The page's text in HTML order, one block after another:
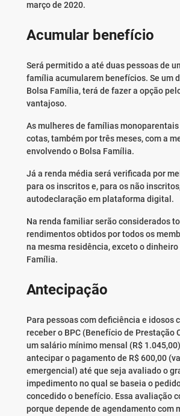
março de 2020.
Acumular benefício
Será permitido a até duas pessoas de
família acumularem benefícios. Se um
Bolsa Família, terá de fazer a opção
vantajoso.
As mulheres de famílias
cotas, também por três meses, com a
envolvendo o Bolsa Família.
Já a renda média será verificada por
para os inscritos e, para os não
autodeclaração em plataforma digital.
Na renda familiar serão considerados
rendimentos obtidos por todos os
na mesma residência, exceto o dinheiro
Família.
Antecipação
Para pessoas com deficiência e idosos
receber o BPC (Benefício de Prestação
um salário mínimo mensal (R$
antecipar o pagamento de R$ 600,00
emergencial) até que seja avaliado o
impedimento no qual se baseia o
concedido o benefício. Essa avaliação
porque depende de agendamento com